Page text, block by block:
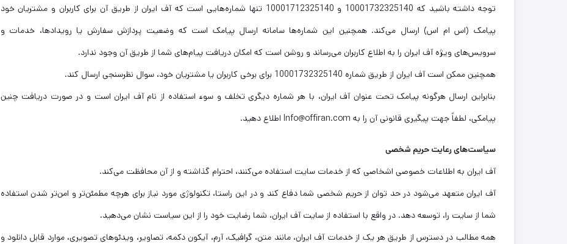
توجه داشته باشید که 10001732325140 و 10001712325140 تنها شماره‌‌هایی است که آف ایران از طریق آن برای کاربران و مشتریان خود
پیامک (اس ام اس) ارسال می‌کند. همچنین این شماره‌‌ها سامانه ارسال پیامک است که وضعیت پردازش سفارش یا رویدادها، خدمات و
سرویس‌های ویژه آف ایران را به اطلاع کاربران می‌رساند و روشن است که امکان دریافت پیام‌های شما از طریق آن وجود ندارد.
همچنین ممکن است آف ایران از طریق شماره 10001732325140 برای برخی کاربران یا مشتریان خود، سوال نظرسنجی ارسال کند.
بنابراین ارسال هرگونه پیامک تحت عنوان آف ایران، با هر شماره دیگری تخلف و سوء استفاده از نام آف ایران است و در صورت دریافت چنین
پیامکی، لطفاً جهت پیگیری قانونی آن را به Info@offiran.com اطلاع دهید.
سیاست‌های رعایت حریم شخصی
آف ایران به اطلاعات خصوصی اشخاصى که از خدمات سایت استفاده می‌کنند، احترام گذاشته و از آن محافظت می‌کند.
آف ایران متعهد می‌شود در حد توان از حریم شخصی شما دفاع کند و در این راستا، تکنولوژی مورد نیاز برای هرچه مطمئن‌تر و امن‌تر شدن استفاده
شما از سایت را، توسعه دهد. در واقع با استفاده از سایت آف ایران، شما رضایت خود را از این سیاست نشان می‌دهید.
همه مطالب در دسترس از طریق هر یک از خدمات آف ایران، مانند متن، گرافیک، آرم، آیکون دکمه، تصاویر، ویدئوهای تصویری، موارد قابل دانلود و